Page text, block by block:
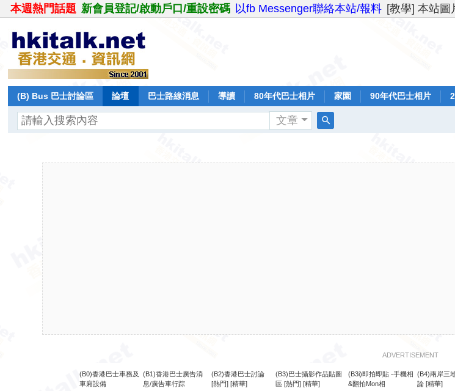
本週熱門話題 新會員登記/啟動戶口/重設密碼 以fb Messenger聯絡本站/報料 [教學] 本站圖
(B) Bus 巴士討論區 論壇 巴士路線消息 導讀 80年代巴士相片 家園 90年代巴士相片
文章
ADVERTISEMENT
(B0)香港巴士車務及
車廂設備
(B1)香港巴士廣告消
息/廣告車行踪
(B2)香港巴士討論
[熱門] [精華]
(B3)巴士攝影作品貼圖
區 [熱門] [精華]
(B3i)即拍即貼 -手機相
&翻拍Mon相
(B4)兩岸三
論 [精華]